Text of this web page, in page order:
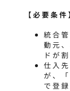
【必要条件
統合
動元
ドが
仕入
が、
で登